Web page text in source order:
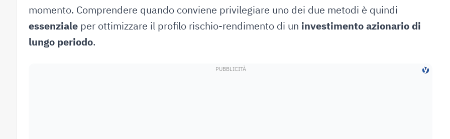
momento. Comprendere quando conviene privilegiare uno dei due metodi è quindi
essenziale per ottimizzare il profilo rischio-rendimento di un investimento azionario di
lungo periodo.